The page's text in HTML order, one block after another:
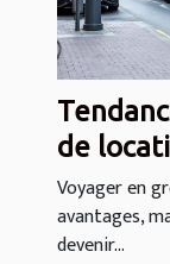
de
Voyager en
avantages,
devenir...